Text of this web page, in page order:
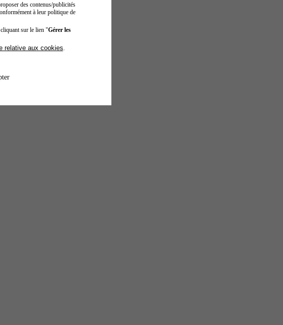
des contenus/publicités
à leur politique de
sur le lien "Gérer les
relative aux cookies